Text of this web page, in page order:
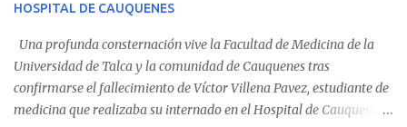
HOSPITAL DE CAUQUENES
Una profunda consternación vive la Facultad de Medicina de la
Universidad de Talca y la comunidad de Cauquenes tras
confirmarse el fallecimiento de Víctor Villena Pavez, estudiante de
medicina que realizaba su internado en el Hospital de Cauquenes.